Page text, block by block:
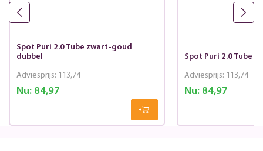
Spot Puri 2.0 Tube zwart-goud
dubbel
Nu:84,97
Adviesprijs: 113,74
Spot Puri 2.0 Tube
Nu:84,97
Adviesprijs: 113,74